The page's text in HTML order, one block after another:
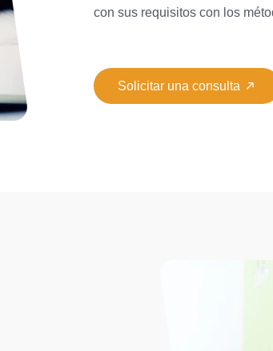
con sus requisitos con los
Solicitar una consulta 